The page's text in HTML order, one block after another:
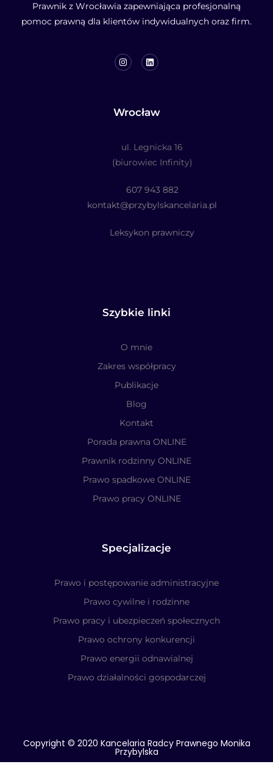
Prawnik z Wrocławia zapewniająca profesjonalną
pomoc prawną dla klientów indywidualnych oraz firm.
Wrocław
ul. Legnicka 16
(biurowiec Infinity)
607 943 882
kontakt@przybylskancelaria.pl
Leksykon prawniczy
Szybkie linki
O mnie
Zakres współpracy
Publikacje
Blog
Kontakt
Porada prawna ONLINE
Prawnik rodzinny ONLINE
Prawo spadkowe ONLINE
Prawo pracy ONLINE
Specjalizacje
Prawo i postępowanie administracyjne
Prawo cywilne i rodzinne
Prawo pracy i ubezpieczeń społecznych
Prawo ochrony konkurencji
Prawo energii odnawialnej
Prawo działalności gospodarczej
Copyright © 2020 Kancelaria Radcy Prawnego Monika
Przybylska